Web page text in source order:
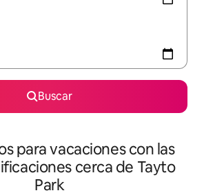
Buscar
para vacaciones con las
cerca de Tayto
Park